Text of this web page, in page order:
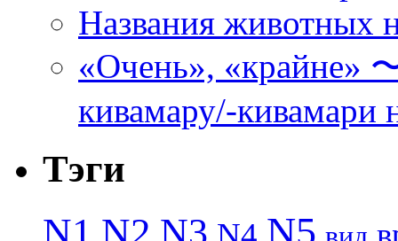
Названия животных
«Очень», «крайне»
кивамару/-кивамари
Тэги